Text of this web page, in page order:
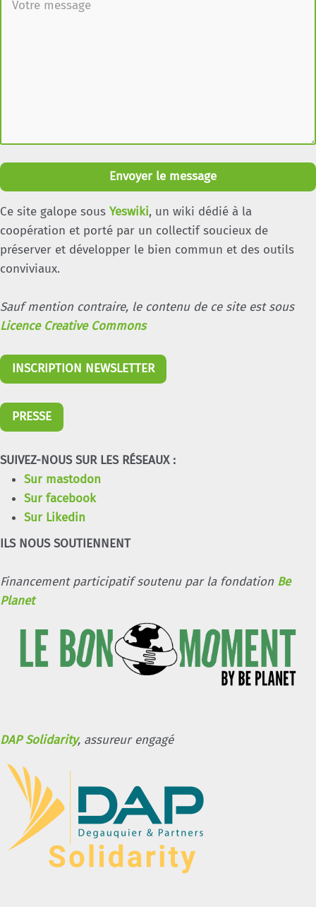
Envoyer le message
Ce site galope sous Yeswiki, un wiki dédié à la
coopération et porté par un collectif soucieux de
préserver et développer le bien commun et des outils
conviviaux.
Sauf mention contraire, le contenu de ce site est sous
Licence Creative Commons
INSCRIPTION NEWSLETTER
PRESSE
SUIVEZ-NOUS SUR LES RÉSEAUX :
Sur mastodon
Sur facebook
Sur Likedin
ILS NOUS SOUTIENNENT
Financement participatif soutenu par la fondation Be
Planet
DAP Solidarity, assureur engagé